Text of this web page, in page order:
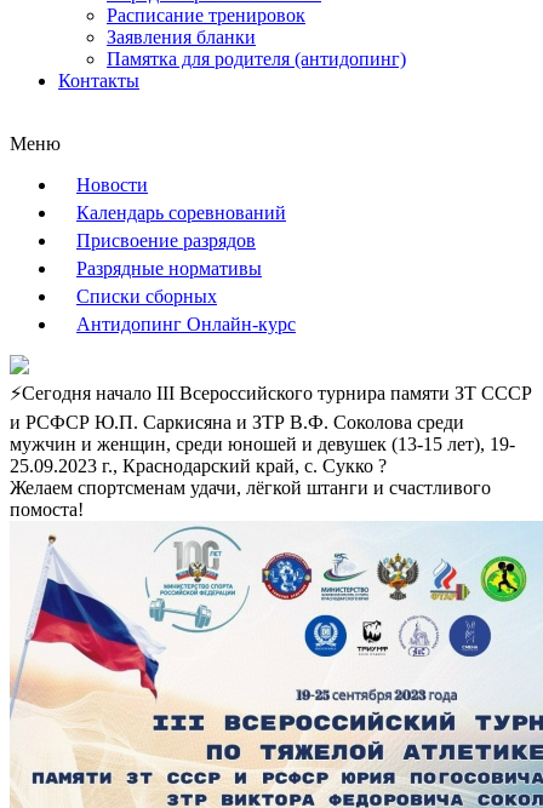
Расписание тренировок
Заявления бланки
Памятка для родителя (антидопинг)
Контакты
Меню
Новости
Календарь соревнований
Присвоение разрядов
Разрядные нормативы
Списки сборных
Антидопинг Онлайн-курс
⚡Сегодня начало III Всероссийского турнира памяти ЗТ СССР
и РСФСР Ю.П. Саркисяна и ЗТР В.Ф. Соколова среди
мужчин и женщин, среди юношей и девушек (13-15 лет), 19-
25.09.2023 г., Краснодарский край, с. Сукко ?️
Желаем спортсменам удачи, лёгкой штанги и счастливого
помоста!